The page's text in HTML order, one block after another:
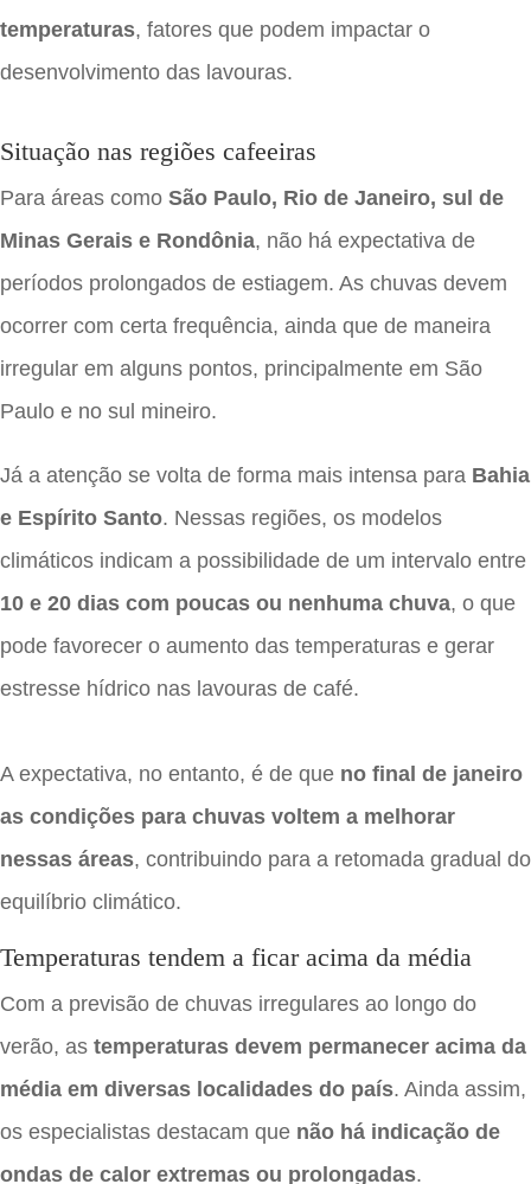
temperaturas, fatores que podem impactar o
desenvolvimento das lavouras.
Situação nas regiões cafeeiras
Para áreas como São Paulo, Rio de Janeiro, sul de
Minas Gerais e Rondônia, não há expectativa de
períodos prolongados de estiagem. As chuvas devem
ocorrer com certa frequência, ainda que de maneira
irregular em alguns pontos, principalmente em São
Paulo e no sul mineiro.
Já a atenção se volta de forma mais intensa para Bahia
e Espírito Santo. Nessas regiões, os modelos
climáticos indicam a possibilidade de um intervalo entre
10 e 20 dias com poucas ou nenhuma chuva, o que
pode favorecer o aumento das temperaturas e gerar
estresse hídrico nas lavouras de café.
A expectativa, no entanto, é de que no final de janeiro
as condições para chuvas voltem a melhorar
nessas áreas, contribuindo para a retomada gradual do
equilíbrio climático.
Temperaturas tendem a ficar acima da média
Com a previsão de chuvas irregulares ao longo do
verão, as temperaturas devem permanecer acima da
média em diversas localidades do país. Ainda assim,
os especialistas destacam que não há indicação de
ondas de calor extremas ou prolongadas.